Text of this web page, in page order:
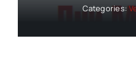
Categories: